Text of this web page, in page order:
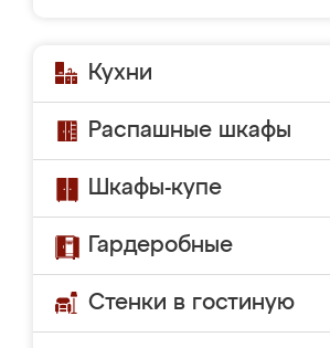
Кухни
Распашные шкафы
Шкафы-купе
Гардеробные
Стенки в гостиную